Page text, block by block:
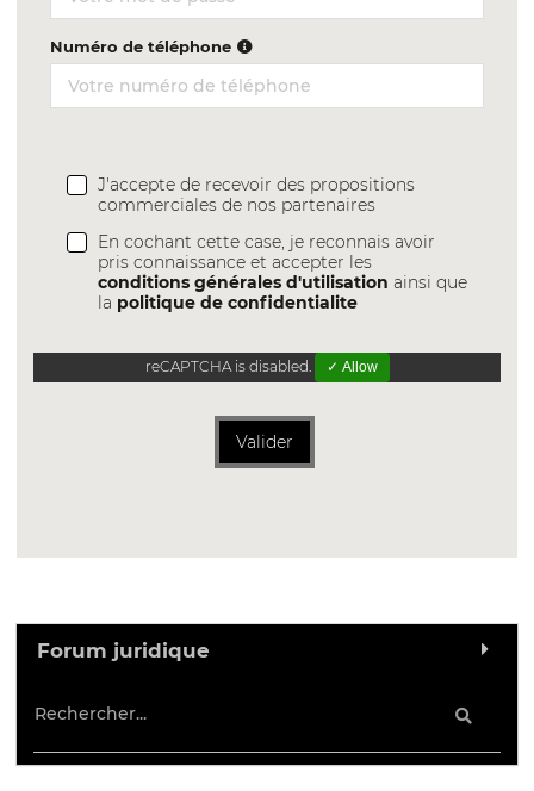
Numéro de téléphone
J'accepte de recevoir des propositions
commerciales de nos partenaires
En cochant cette case, je reconnais avoir
pris connaissance et accepter les
conditions générales d'utilisation ainsi que
la politique de confidentialite
reCAPTCHA is disabled. ✓ Allow
Valider
Forum juridique